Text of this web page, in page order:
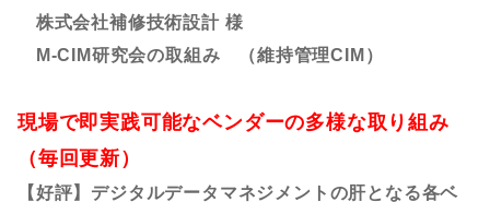
株式会社補修技術設計様
M-CIM研究会の取組み （維持管理CIM）
現場で即実践可能なベンダーの多様な取り組み
（毎回更新）
【好評】デジタルデータマネジメントの肝となる各ベ